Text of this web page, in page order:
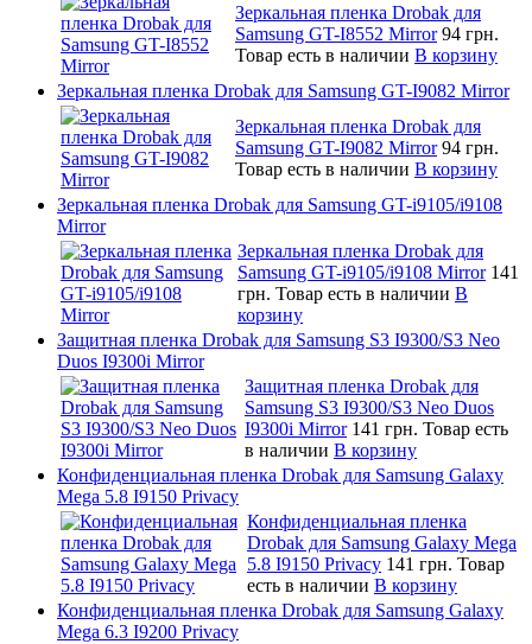
Зеркальная пленка Drobak для
Samsung GT-I8552 Mirror 94 грн.
Товар есть в наличии В корзину
Зеркальная пленка Drobak для Samsung GT-I9082 Mirror
Зеркальная пленка Drobak для
Samsung GT-I9082 Mirror 94 грн.
Товар есть в наличии В корзину
Зеркальная пленка Drobak для Samsung GT-i9105/i9108
Mirror
Зеркальная пленка Drobak для
Samsung GT-i9105/i9108 Mirror 141
грн. Товар есть в наличии В
корзину
Защитная пленка Drobak для Samsung S3 I9300/S3 Neo
Duos I9300i Mirror
Защитная пленка Drobak для
Samsung S3 I9300/S3 Neo Duos
I9300i Mirror 141 грн. Товар есть
в наличии В корзину
Конфиденциальная пленка Drobak для Samsung Galaxy
Mega 5.8 I9150 Privacy
Конфиденциальная пленка
Drobak для Samsung Galaxy Mega
5.8 I9150 Privacy 141 грн. Товар
есть в наличии В корзину
Конфиденциальная пленка Drobak для Samsung Galaxy
Mega 6.3 I9200 Privacy